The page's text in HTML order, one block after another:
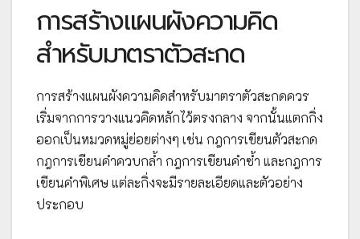
การสร้างแผนผังความคิด
สำหรับมาตราตัวสะกด
การสร้างแผนผังความคิดสำหรับมาตราตัวสะกดควร
เริ่มจากการวางแนวคิดหลักไว้ตรงกลาง จากนั้นแตกกิ่ง
ออกเป็นหมวดหมู่ย่อยต่างๆ เช่น กฎการเขียนตัวสะกด
กฎการเขียนคำควบกล้ำ กฎการเขียนคำซ้ำ และกฎการ
เขียนคำพิเศษ แต่ละกิ่งจะมีรายละเอียดและตัวอย่าง
ประกอบ